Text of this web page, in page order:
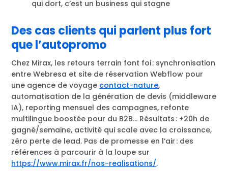
qui dort, c’est un business qui stagne
Des cas clients qui parlent plus fort
que l’autopromo
Chez Mirax, les retours terrain font foi : synchronisation
entre Webresa et site de réservation Webflow pour
une agence de voyage contact-nature,
automatisation de la génération de devis (middleware
IA), reporting mensuel des campagnes, refonte
multilingue boostée pour du B2B… Résultats : +20h de
gagné/semaine, activité qui scale avec la croissance,
zéro perte de lead. Pas de promesse en l’air : des
références à parcourir à la loupe sur
https://www.mirax.fr/nos-realisations/.